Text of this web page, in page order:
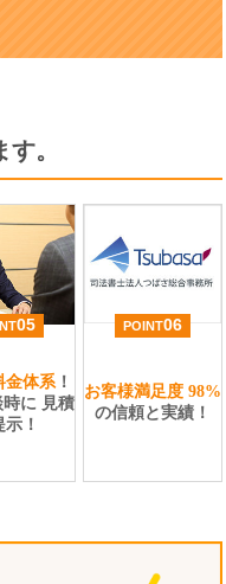
。
05
金体系！
に 見積
示！
POINT06
お客様満足度 98%
の信頼と実績！